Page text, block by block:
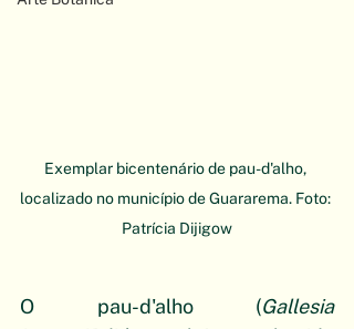
Exemplar bicentenário de pau-d'alho,
localizado no município de Guararema. Foto:
Patrícia Dijigow
O pau-d'alho (Gallesia